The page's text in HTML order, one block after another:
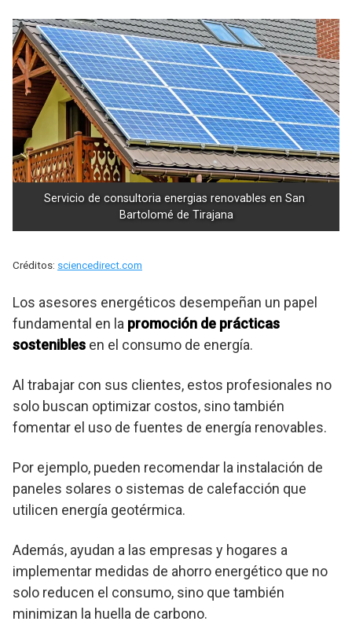
Servicio de consultoria energias renovables en San
Bartolomé de Tirajana
Créditos: sciencedirect.com
Los asesores energéticos desempeñan un papel
fundamental en la promoción de prácticas
sostenibles en el consumo de energía.
Al trabajar con sus clientes, estos profesionales no
solo buscan optimizar costos, sino también
fomentar el uso de fuentes de energía renovables.
Por ejemplo, pueden recomendar la instalación de
paneles solares o sistemas de calefacción que
utilicen energía geotérmica.
Además, ayudan a las empresas y hogares a
implementar medidas de ahorro energético que no
solo reducen el consumo, sino que también
minimizan la huella de carbono.